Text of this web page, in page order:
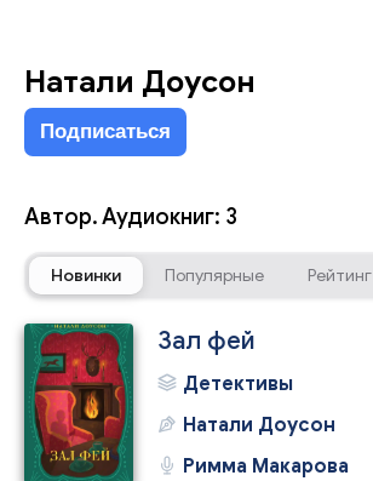
Натали Доусон
Подписаться
Автор. Аудиокниг: 3
Новинки Популярные Рейтинг
Зал фей
Детективы
Натали Доусон
Римма Макарова